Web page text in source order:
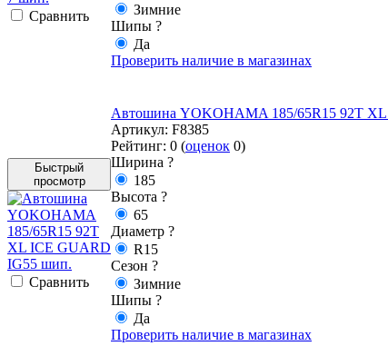
Cравнить
Зимние
Шипы ?
Да
Проверить наличие в магазинах
Быстрый
просмотр
Cравнить
Автошина YOKOHAMA 185/65R15 92T
Артикул: F8385
Рейтинг: 0 (оценок 0)
Ширина ?
185
Высота ?
65
Диаметр ?
R15
Сезон ?
Зимние
Шипы ?
Да
Проверить наличие в магазинах